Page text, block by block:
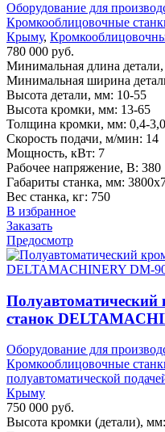
Оборудование для
Кромкооблицовочные
Крыму,
780 000 руб.
Минимальная длина
Минимальная ширина
Высота детали, мм: 10-55
Высота кромки, мм: 13-65
Толщина кромки, мм: 0,4-
Скорость подачи, м/мин: 14
Мощность, кВт: 7
Рабочее напряжение, В: 380
Габариты станка, мм:
Вес станка, кг: 750
В избранное
Заказать
Предосмотр
станок
Оборудование для
Кромкооблицовочные
полуавтоматической
Крыму
750 000 руб.
Высота кромки (детали),